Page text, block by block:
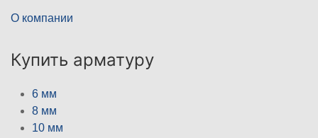
О компании
Купить арматуру
6 мм
8 мм
10 мм